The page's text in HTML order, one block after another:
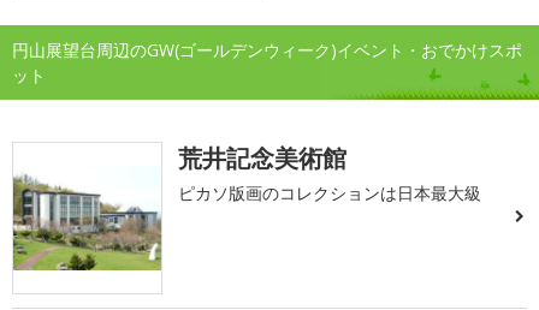
円山展望台周辺のGW(ゴールデンウィーク)イベント・おでかけスポ
ット
荒井記念美術館
ピカソ版画のコレクションは日本最大級